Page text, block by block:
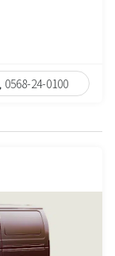
0568-24-0100